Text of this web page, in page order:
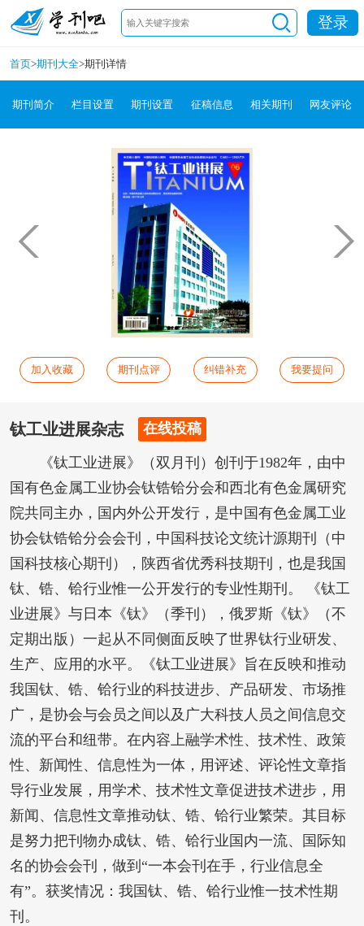
登录
首页>期刊大全>期刊详情
期刊简介 栏目设置 期刊设置 征稿信息 相关期刊 网友评论
加入收藏 期刊点评 纠错补充 我要提问
钛工业进展杂志 在线投稿
《钛工业进展》（双月刊）创刊于1982年，由中
国有色金属工业协会钛锆铪分会和西北有色金属研究
院共同主办，国内外公开发行，是中国有色金属工业
协会钛锆铪分会会刊，中国科技论文统计源期刊（中
国科技核心期刊），陕西省优秀科技期刊，也是我国
钛、锆、铪行业惟一公开发行的专业性期刊。 《钛工
业进展》与日本《钛》（季刊），俄罗斯《钛》（不
定期出版）一起从不同侧面反映了世界钛行业研发、
生产、应用的水平。《钛工业进展》旨在反映和推动
我国钛、锆、铪行业的科技进步、产品研发、市场推
广，是协会与会员之间以及广大科技人员之间信息交
流的平台和纽带。在内容上融学术性、技术性、政策
性、新闻性、信息性为一体，用评述、评论性文章指
导行业发展，用学术、技术性文章促进技术进步，用
新闻、信息性文章推动钛、锆、铪行业繁荣。其目标
是努力把刊物办成钛、锆、铪行业国内一流、国际知
名的协会会刊，做到“一本会刊在手，行业信息全
有”。获奖情况：我国钛、锆、铪行业惟一技术性期
刊。